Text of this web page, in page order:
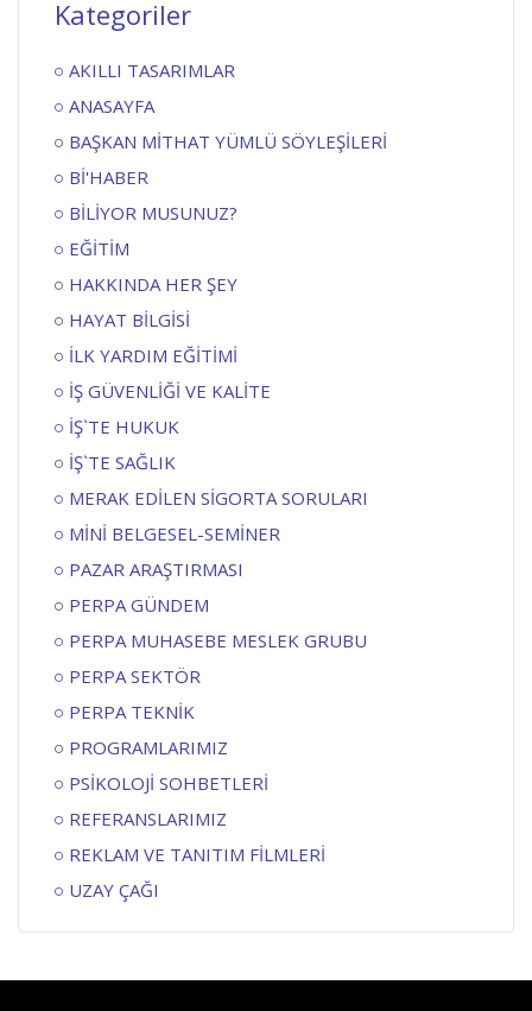
Kategoriler
AKILLI TASARIMLAR
ANASAYFA
BAŞKAN MİTHAT YÜMLÜ SÖYLEŞİLERİ
Bİ'HABER
BİLİYOR MUSUNUZ?
EĞİTİM
HAKKINDA HER ŞEY
HAYAT BİLGİSİ
İLK YARDIM EĞİTİMİ
İŞ GÜVENLİĞİ VE KALİTE
İŞ`TE HUKUK
İŞ`TE SAĞLIK
MERAK EDİLEN SİGORTA SORULARI
MİNİ BELGESEL-SEMİNER
PAZAR ARAŞTIRMASI
PERPA GÜNDEM
PERPA MUHASEBE MESLEK GRUBU
PERPA SEKTÖR
PERPA TEKNİK
PROGRAMLARIMIZ
PSİKOLOJİ SOHBETLERİ
REFERANSLARIMIZ
REKLAM VE TANITIM FİLMLERİ
UZAY ÇAĞI